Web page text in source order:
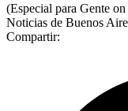
(Especial para Gente
Noticias de Buenos
Compartir: